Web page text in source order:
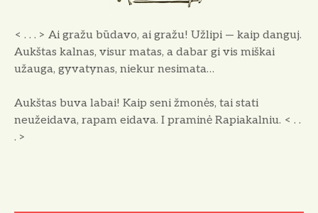
< . . . > Ai gražu būdavo, ai gražu! Užlipi — kaip danguj.
Aukštas kalnas, visur matas, a dabar gi vis miškai
užauga, gyvatynas, niekur nesimata…
Aukštas buva labai! Kaip seni žmonės, tai stati
neužeidava, rapam eidava. I praminė Rapiakalniu. < . .
. >